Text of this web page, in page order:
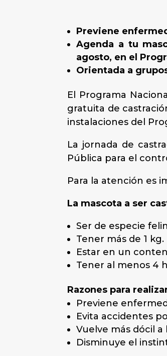
Previene
Agenda a tu
agosto, en el
Orientada a
El Programa
gratuita de
instalaciones del
La jornada de
Pública para el
Para la atención es
La mascota a ser
Ser de especie
Tener más de 1 kg.
Estar en un
Tener al menos 4
Razones para
Previene
Evita accidentes
Vuelve más dócil a
Disminuye el